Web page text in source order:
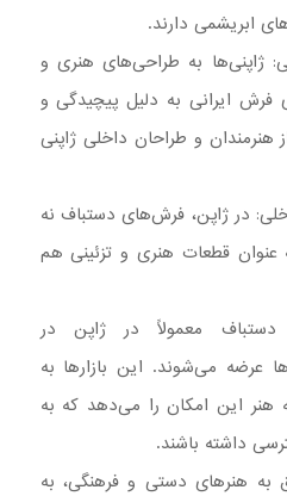
ابریشمی دارند.
ژاپنی‌ها به طراحی‌های هنری و
فرش ایرانی به دلیل پیچیدگی و
و طراحان داخلی ژاپنی
در ژاپن، فرش‌های دستباف نه
عنوان قطعات هنری و تزئینی هم
دستباف معمولاً در ژاپن در
عرضه می‌شوند. این بازارها به
به هنر این امکان را می‌دهد که به
داشته باشند.
به هنرهای دستی و فرهنگی، به